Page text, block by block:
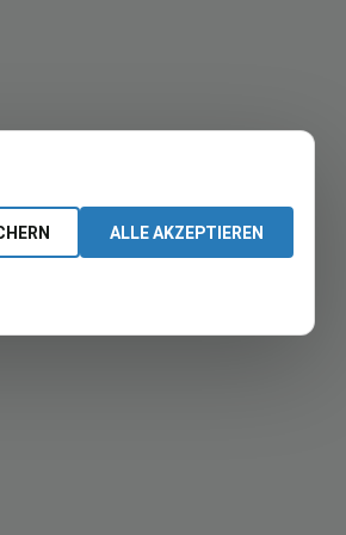
ALLE AKZEPTIEREN